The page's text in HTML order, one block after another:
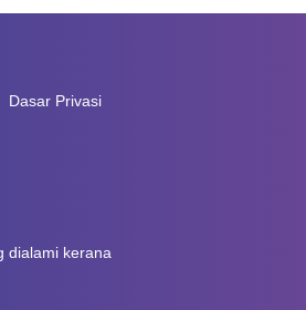
Dasar Privasi
dialami kerana